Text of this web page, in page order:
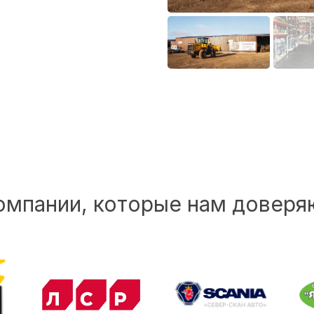
которые нам